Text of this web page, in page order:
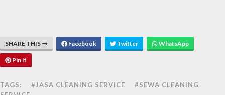
SHARE THIS Facebook Twitter WhatsApp
Pin It
TAGS: #JASA CLEANING SERVICE
#SEWA CLEANING